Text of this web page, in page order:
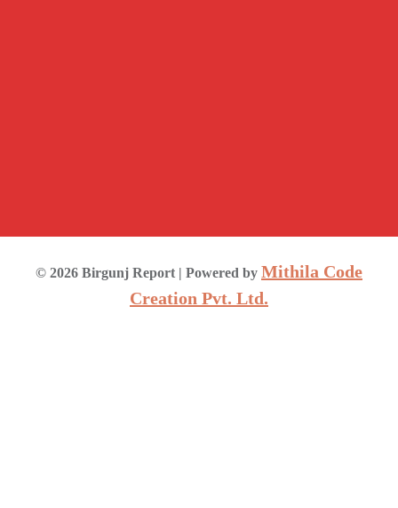
© 2026 Birgunj Report | Powered by Mithila Code
Creation Pvt. Ltd.